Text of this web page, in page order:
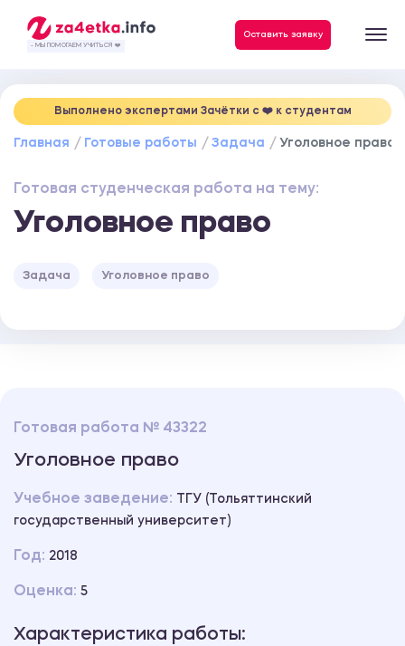
- МЫ ПОМОГАЕМ УЧИТЬСЯ ❤️
Оставить заявку
Выполнено экспертами Зачётки c ❤️ к студентам
Главная Готовые работы Задача Уголовное право
Готовая студенческая работа на тему:
Уголовное право
Задача Уголовное право
Готовая работа № 43322
Уголовное право
Учебное заведение:
ТГУ (Тольяттинский
государственный университет)
Год: 2018
Оценка: 5
Характеристика работы: